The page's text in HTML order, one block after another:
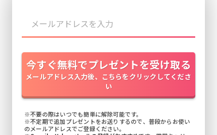
今すぐ無料でプレゼントを受け取る
メールアドレス入力後、こちらをクリックしてくださ
い
※不要の際はいつでも簡単に解除可能です。
※不定期で追加プレゼントをお送りするので、普段からお使い
のメールアドレスでご登録ください。